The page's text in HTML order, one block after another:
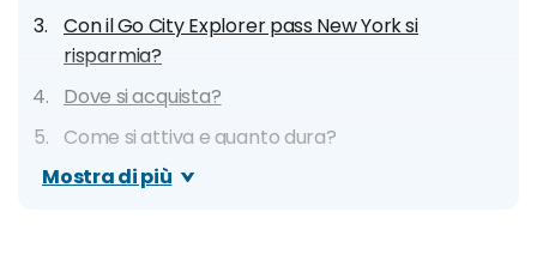
Con il Go City Explorer pass New York si
risparmia?
Dove si acquista?
Come si attiva e quanto dura?
Faq
Mostra di più